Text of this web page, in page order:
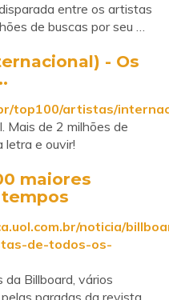
entre os artistas
de buscas por seu …
- Os
top100/artistas/
Mais de 2 milhões de
letra e ouvir!
maiores
noticia/
de-todos-os-
Billboard, vários
paradas da revista